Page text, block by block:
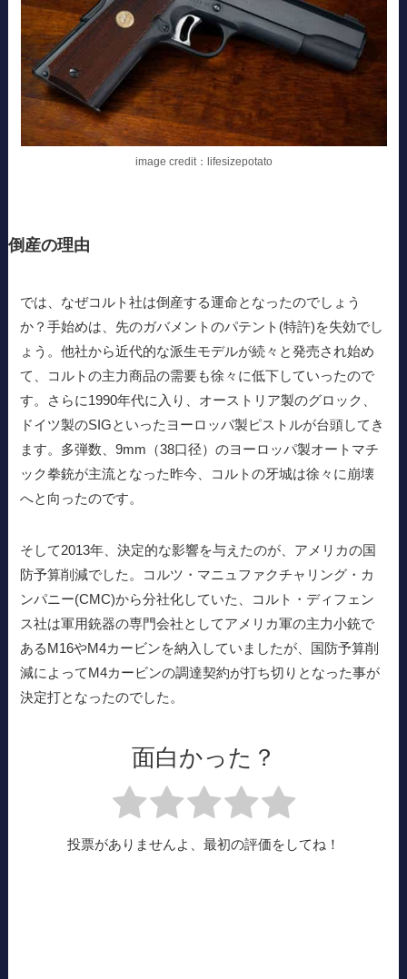
image credit：lifesizepotato
倒産の理由
では、なぜコルト社は倒産する運命となったのでしょう
か？手始めは、先のガバメントのパテント(特許)を失効でし
ょう。他社から近代的な派生モデルが続々と発売され始め
て、コルトの主力商品の需要も徐々に低下していったので
す。さらに1990年代に入り、オーストリア製のグロック、
ドイツ製のSIGといったヨーロッパ製ピストルが台頭してき
ます。多弾数、9mm（38口径）のヨーロッパ製オートマチ
ック拳銃が主流となった昨今、コルトの牙城は徐々に崩壊
へと向ったのです。
そして2013年、決定的な影響を与えたのが、アメリカの国
防予算削減でした。コルツ・マニュファクチャリング・カ
ンパニー(CMC)から分社化していた、コルト・ディフェン
ス社は軍用銃器の専門会社としてアメリカ軍の主力小銃で
あるM16やM4カービンを納入していましたが、国防予算削
減によってM4カービンの調達契約が打ち切りとなった事が
決定打となったのでした。
面白かった？
投票がありませんよ、最初の評価をしてね！